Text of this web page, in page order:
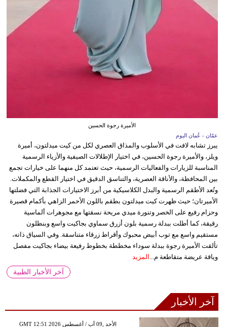
الأميرة رجوة الحسين
عمّان - عُمان اليوم
يبرز تشابه لافت في الأسلوب والمذاق العصري لكل من كيت ميدلتون، أميرة
ويلز، والأميرة رجوة الحسين، في اختيار الإطلالات الصيفية والأزياء الرسمية
المناسبة للزيارات والفعاليات الرسمية، حيث تعتمد كل منهما على خيارات تجمع
بين المحافظة، والأناقة العصرية، والتناسق الدقيق في اختيار القطع والمكملات.
وتُعد الأطقم الرسمية والبدل الكلاسيكية من أبرز الاختيارات الجذابة التي فضلتها
الأميرتان؛ حيث ظهرت كيت ميدلتون بطقم باللون الأحمر الزاهي بأكمام قصيرة
وحزام رفيع على الخصر وتنورة ميدي مريحة نسقتها مع مجوهرات ألماسية
رقيقة، كما أطلت ببدلة رسمية بلون أزرق سماوي بجاكيت واسع وبنطلون
مستقيم واسع مع توب أبيض محبوك وأقراط زرقاء متناسقة. وفي السياق ذاته،
تألقت الأميرة رجوة ببدلة سوداء مخططة بخطوط رفيعة بيضاء بجاكيت مفصل
وياقة عريضة متقاطعة م...
المزيد
آخر الأخبار الطبية
آخر الأخبار
GMT 12:51 2026 الأحد ,09 آب / أغسطس